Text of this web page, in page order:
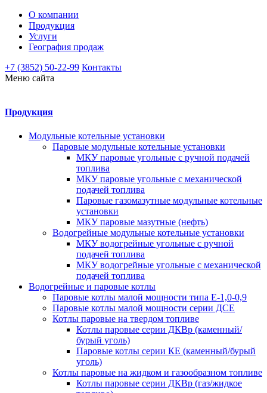
О компании
Продукция
Услуги
География продаж
+7 (3852) 50-22-99 Контакты
Меню сайта
Продукция
Модульные котельные установки
Паровые модульные котельные установки
МКУ паровые угольные с ручной подачей
топлива
МКУ паровые угольные с механической
подачей топлива
Паровые газомазутные модульные котельные
установки
МКУ паровые мазутные (нефть)
Водогрейные модульные котельные установки
МКУ водогрейные угольные с ручной
подачей топлива
МКУ водогрейные угольные с механической
подачей топлива
Водогрейные и паровые котлы
Паровые котлы малой мощности типа Е-1,0-0,9
Паровые котлы малой мощности серии ДСЕ
Котлы паровые на твердом топливе
Котлы паровые серии ДКВр (каменный/
бурый уголь)
Паровые котлы серии КЕ (каменный/бурый
уголь)
Котлы паровые на жидком и газообразном топливе
Котлы паровые серии ДКВр (газ/жидкое